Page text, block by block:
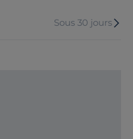
Sous 30 jours